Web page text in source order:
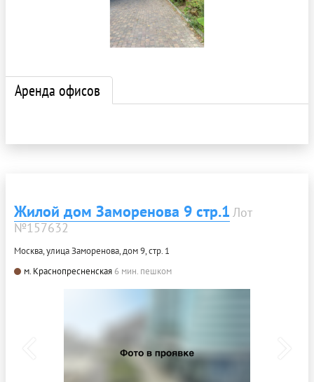
Аренда офисов
Жилой дом Заморенова 9 стр.1 Лот
№157632
Москва, улица Заморенова, дом 9, стр. 1
м. Краснопресненская 6 мин. пешком